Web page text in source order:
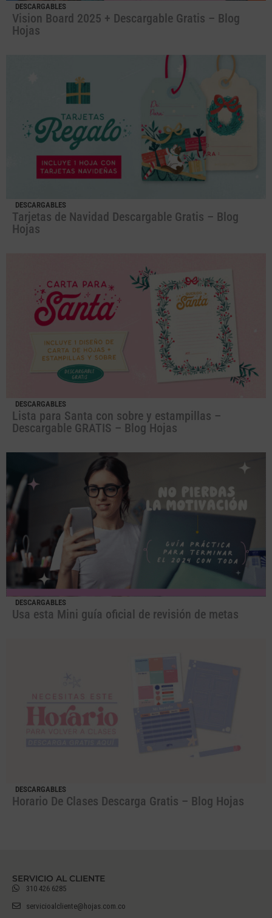
DESCARGABLES
Vision Board 2025 + Descargable Gratis – Blog
Hojas
DESCARGABLES
Tarjetas de Navidad Descargable Gratis – Blog
Hojas
DESCARGABLES
Lista para Santa con sobre y estampillas –
Descargable GRATIS – Blog Hojas
DESCARGABLES
Usa esta Mini guía oficial de revisión de metas
DESCARGABLES
Horario De Clases Descarga Gratis – Blog Hojas
SERVICIO AL CLIENTE
310 426 6285
servicioalcliente@hojas.com.co